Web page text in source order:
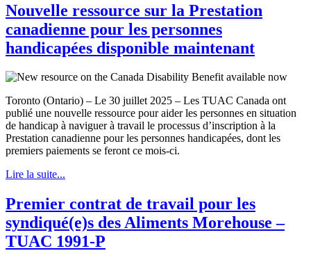
Nouvelle ressource sur la Prestation
canadienne pour les personnes
handicapées disponible maintenant
Toronto (Ontario) – Le 30 juillet 2025 – Les TUAC Canada ont
publié une nouvelle ressource pour aider les personnes en situation
de handicap à naviguer à travail le processus d’inscription à la
Prestation canadienne pour les personnes handicapées, dont les
premiers paiements se feront ce mois-ci.
Lire la suite...
Premier contrat de travail pour les
syndiqué(e)s des Aliments Morehouse –
TUAC 1991-P